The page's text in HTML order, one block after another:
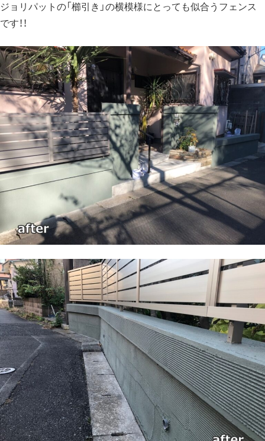
ジョリパットの「櫛引き」の横模様にとっても似合うフェンス
です！！